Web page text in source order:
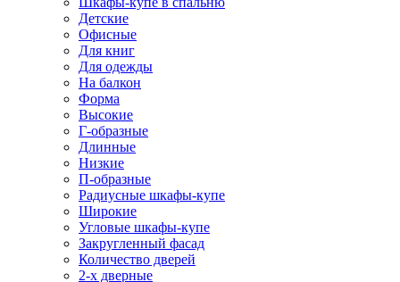
Детские
Офисные
Для книг
Для одежды
На балкон
Форма
Высокие
Г-образные
Длинные
Низкие
П-образные
Радиусные шкафы-купе
Широкие
Угловые шкафы-купе
Закругленный фасад
Количество дверей
2-х дверные